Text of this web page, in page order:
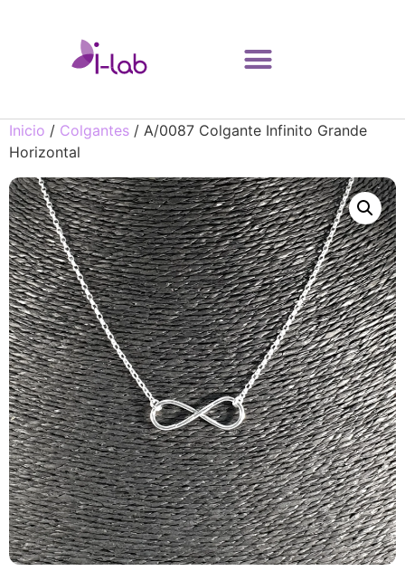
Inicio / Colgantes / A/0087 Colgante Infinito Grande
Horizontal